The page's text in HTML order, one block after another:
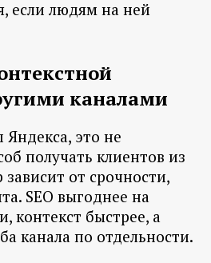
если людям на ней
каналами
это не
получать клиентов из
от срочности,
SEO выгоднее на
контекст быстрее, а
канала по отдельности.